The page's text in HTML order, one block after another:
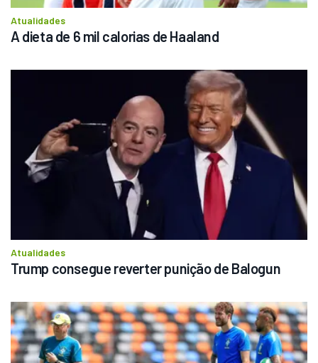
Atualidades
A dieta de 6 mil calorias de Haaland
Atualidades
Trump consegue reverter punição de Balogun